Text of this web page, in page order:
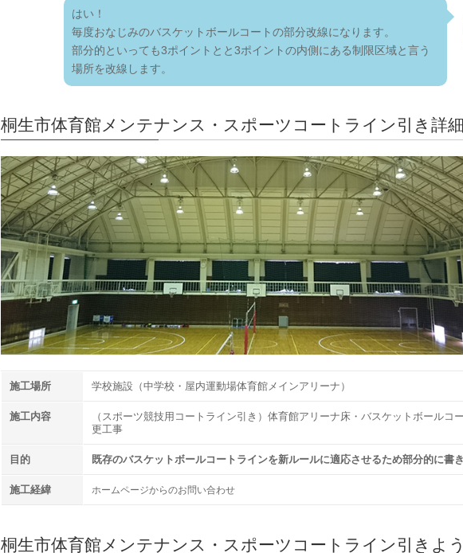
はい！
毎度おなじみのバスケットボールコートの部分改線になります。
部分的といっても3ポイントとと3ポイントの内側にある制限区域と言う
場所を改線します。
桐生市体育館メンテナンス・スポーツコートライン引き詳細
施工場所 学校施設（中学校・屋内運動場体育館メインアリーナ）
施工内容
（スポーツ競技用コートライン引き）体育館アリーナ床・バスケットボールコ
更工事
目的 既存のバスケットボールコートラインを新ルールに適応させるため部分的に書
施工経緯 ホームページからのお問い合わせ
桐生市体育館メンテナンス・スポーツコートライン引きよ